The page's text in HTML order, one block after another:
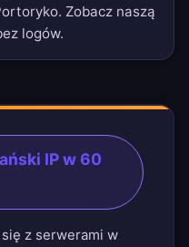
Zobacz naszą
logów.
IP w 60
z serwerami w